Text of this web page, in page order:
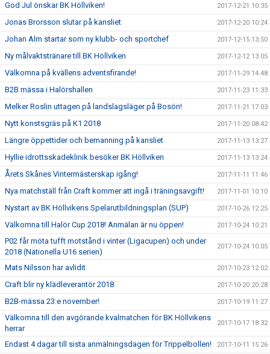
God Jul önskar BK Höllviken! 2017-12-21 10:35
Jonas Brorsson slutar på kansliet 2017-12-20 10:24
Johan Alm startar som ny klubb- och sportchef 2017-12-15 13:50
Ny målvaktstränare till BK Höllviken 2017-12-12 13:05
Välkomna på kvällens adventsfirande! 2017-11-29 14:48
B2B mässa i Halörshallen 2017-11-23 11:33
Melker Roslin uttagen på landslagsläger på Bosön! 2017-11-21 17:03
Nytt konstsgräs på K1 2018 2017-11-20 08:42
Längre öppettider och bemanning på kansliet 2017-11-13 13:27
Hyllie idrottsskadeklinik besöker BK Höllviken 2017-11-13 13:24
Årets Skånes Vintermästerskap igång! 2017-11-11 11:46
Nya matchställ från Craft kommer att ingå i träningsavgift! 2017-11-01 10:10
Nystart av BK Höllvikens Spelarutbildningsplan (SUP) 2017-10-26 12:25
Välkomna till Halör Cup 2018! Anmälan är nu öppen! 2017-10-24 10:21
P02 får möta tufft motstånd i vinter (Ligacupen) och under
2018 (Nationella U16 serien)
2017-10-24 10:05
Mats Nilsson har avlidit 2017-10-23 12:02
Craft blir ny klädleverantör 2018 2017-10-20 20:28
B2B-mässa 23:e november! 2017-10-19 11:27
Välkomna till den avgörande kvalmatchen för BK Höllvikens
herrar
2017-10-17 18:32
Endast 4 dagar till sista anmälningsdagen för Trippelbollen! 2017-10-11 15:26